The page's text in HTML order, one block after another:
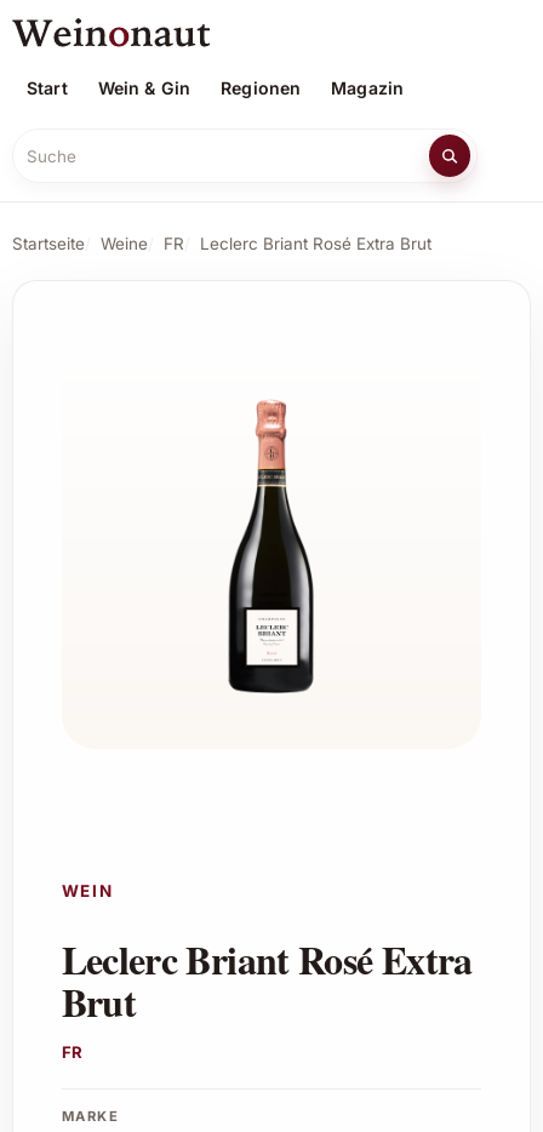
Start Wein & Gin Regionen Magazin
Suche
Startseite Weine FR Leclerc Briant Rosé Extra Brut
WEIN
Leclerc Briant Rosé Extra
Brut
FR
MARKE